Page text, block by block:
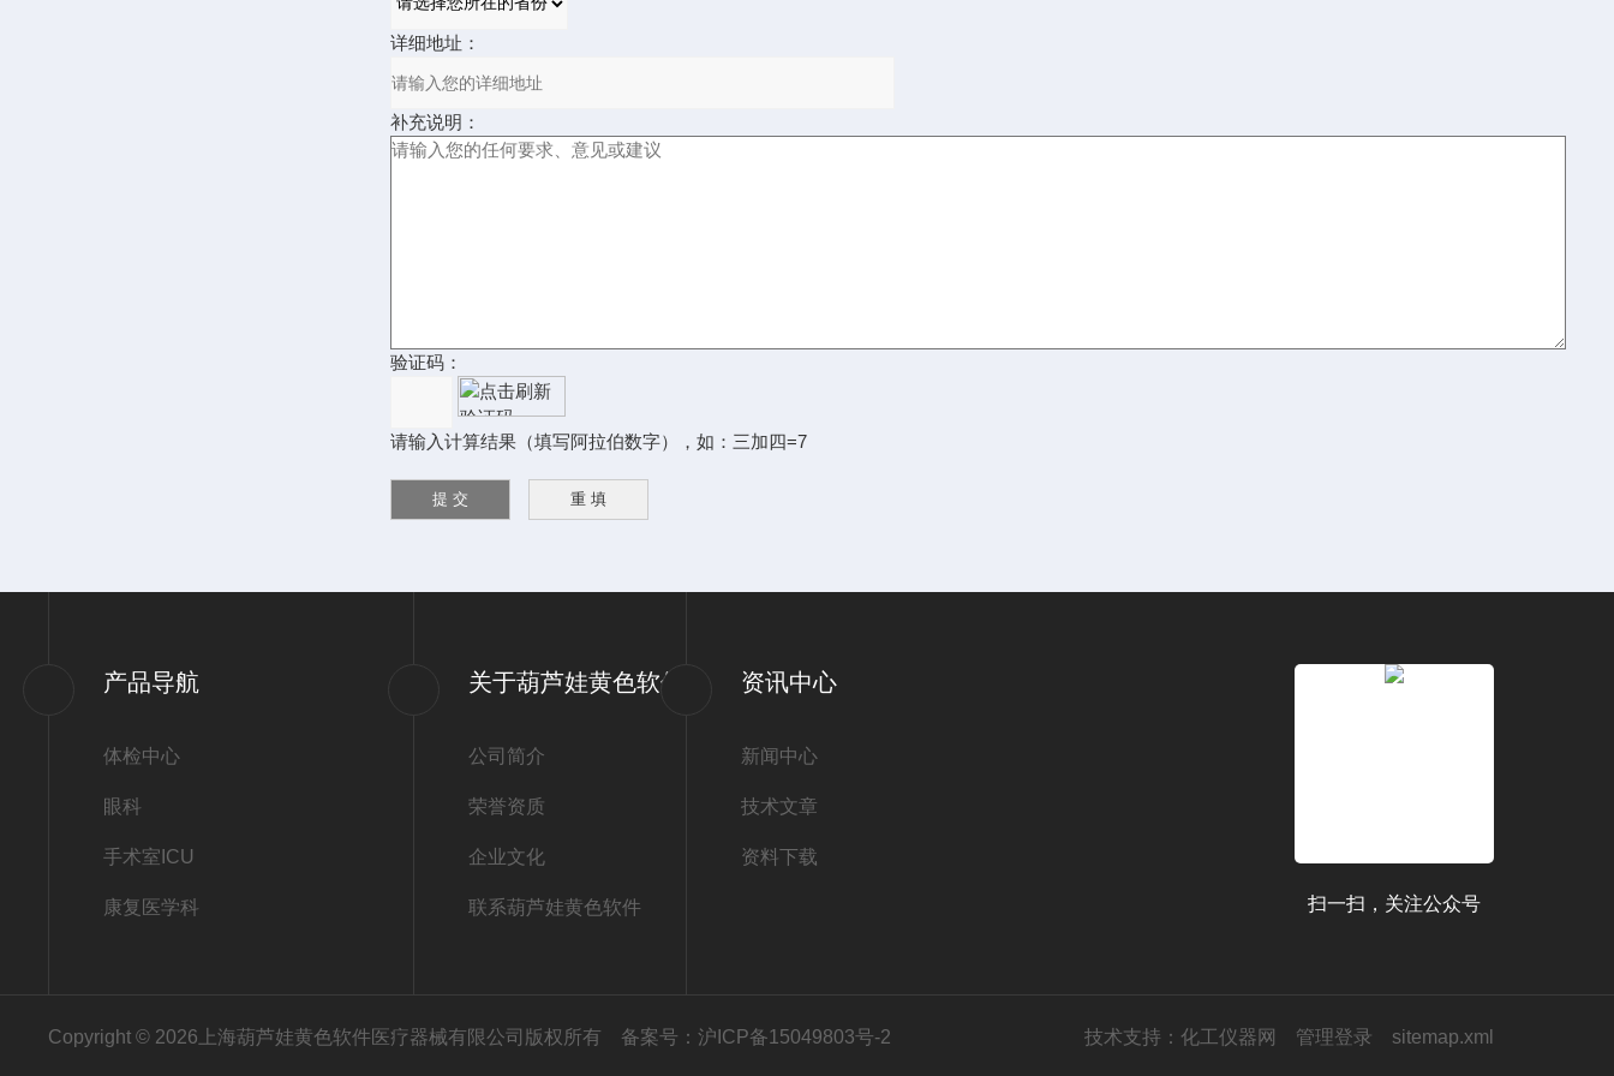
详细地址：
补充说明：
验证码：
请输入计算结果（填写阿拉伯数字），如：三加四=7
产品导航
体检中心
眼科
手术室ICU
康复医学科
关于葫芦娃黄色软件
公司简介
荣誉资质
企业文化
联系葫芦娃黄色软件
资讯中心
新闻中心
技术文章
资料下载
扫一扫，关注公众号
Copyright © 2026上海葫芦娃黄色软件医疗器械有限公司版权所有 备案号：沪ICP备15049803号-2 技术支持： 化工仪器网 管理登录 sitemap.xml